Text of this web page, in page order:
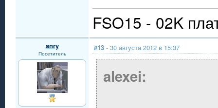
FSO15 - 02K
anry
Посетитель
#13 - 30 августа 2012 в 15:37
alexei: